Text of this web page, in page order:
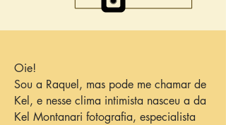
Oie!
Sou a Raquel, mas pode me chamar de
Kel, e nesse clima intimista nasceu a da
Kel Montanari fotografia, especialista